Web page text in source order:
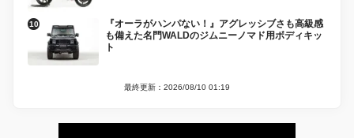
『オーラがハンパない！』アグレッシブさも高級感
も備えた名門WALDのジムニーノマド用ボディキッ
ト
最終更新：2026/08/10 01:19